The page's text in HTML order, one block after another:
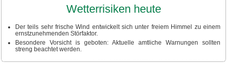
Wetterrisiken heute
Der teils sehr frische Wind entwickelt sich unter freiem Himmel zu einem
ernstzunehmenden Störfaktor.
Besondere Vorsicht is geboten: Aktuelle amtliche Warnungen sollten
streng beachtet werden.